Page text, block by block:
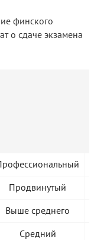
финского
о сдаче экзамена
Продвинутый
Выше среднего
Средний